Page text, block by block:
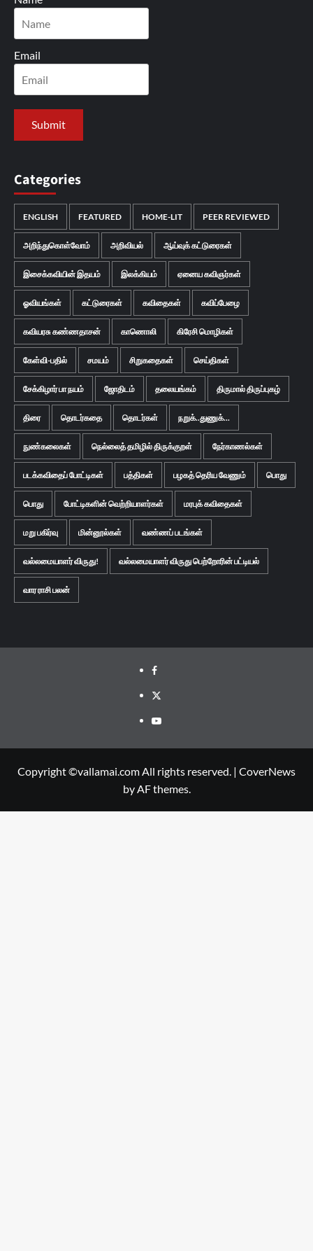
Email
Categories
ENGLISH FEATURED HOME-LIT PEER REVIEWED
அறிந்துகொள்வோம் அறிவியல் ஆய்வுக் கட்டுரைகள்
இசைக்கவியின் இதயம் இலக்கியம் ஏனைய கவிஞர்கள்
ஓவியங்கள் கட்டுரைகள் கவிதைகள் கவிப்பேழை
கவியரசு கண்ணதாசன் காணொலி கிரேசி மொழிகள்
கேள்வி-பதில் சமயம் சிறுகதைகள் செய்திகள்
சேக்கிழார் பா நயம் ஜோதிடம் தலையங்கம் திருமால் திருப்புகழ்
திரை தொடர்கதை தொடர்கள் நறுக்..துணுக்...
நுண்கலைகள் நெல்லைத் தமிழில் திருக்குறள் நேர்காணல்கள்
படக்கவிதைப் போட்டிகள் பத்திகள் பழகத் தெரிய வேணும் பொது
பொது போட்டிகளின் வெற்றியாளர்கள் மரபுக் கவிதைகள்
மறு பகிர்வு மின்னூல்கள் வண்ணப் படங்கள்
வல்லமையாளர் விருது! வல்லமையாளர் விருது பெற்றோரின் பட்டியல்
வார ராசி பலன்
Facebook
Twitter
Youtube
Copyright ©vallamai.com All rights reserved. | CoverNews
by AF themes.